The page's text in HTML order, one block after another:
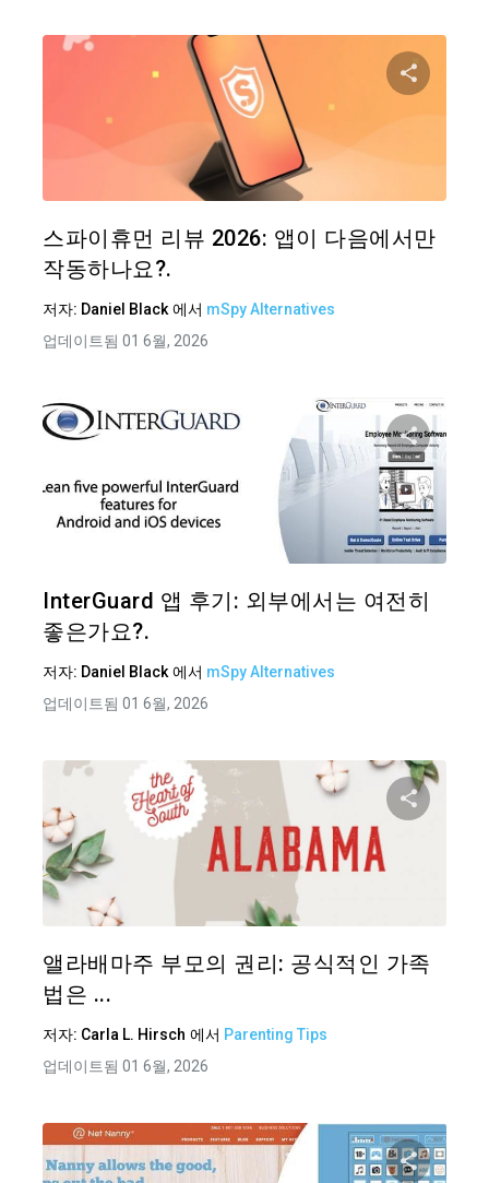
스파이휴먼 리뷰 2026: 앱이 다음에서만
작동하나요?.
저자: Daniel Black 에서 mSpy Alternatives
업데이트됨 01 6월, 2026
이 기
InterGuard 앱 후기: 외부에서는 여전히
좋은가요?.
저자: Daniel Black 에서 mSpy Alternatives
업데이트됨 01 6월, 2026
앨라배마주 부모의 권리: 공식적인 가족
법은 ...
저자: Carla L. Hirsch 에서 Parenting Tips
업데이트됨 01 6월, 2026